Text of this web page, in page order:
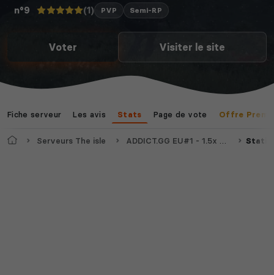
n°9 (1) PVP Semi-RP
Voter Visiter le site
Fiche serveur Les avis Stats Page de vote Offre
AccueilServeurs The isle ADDICT.GG EU#1 - 1.5x - LOW RULES - BOT SYSTEM & MORE